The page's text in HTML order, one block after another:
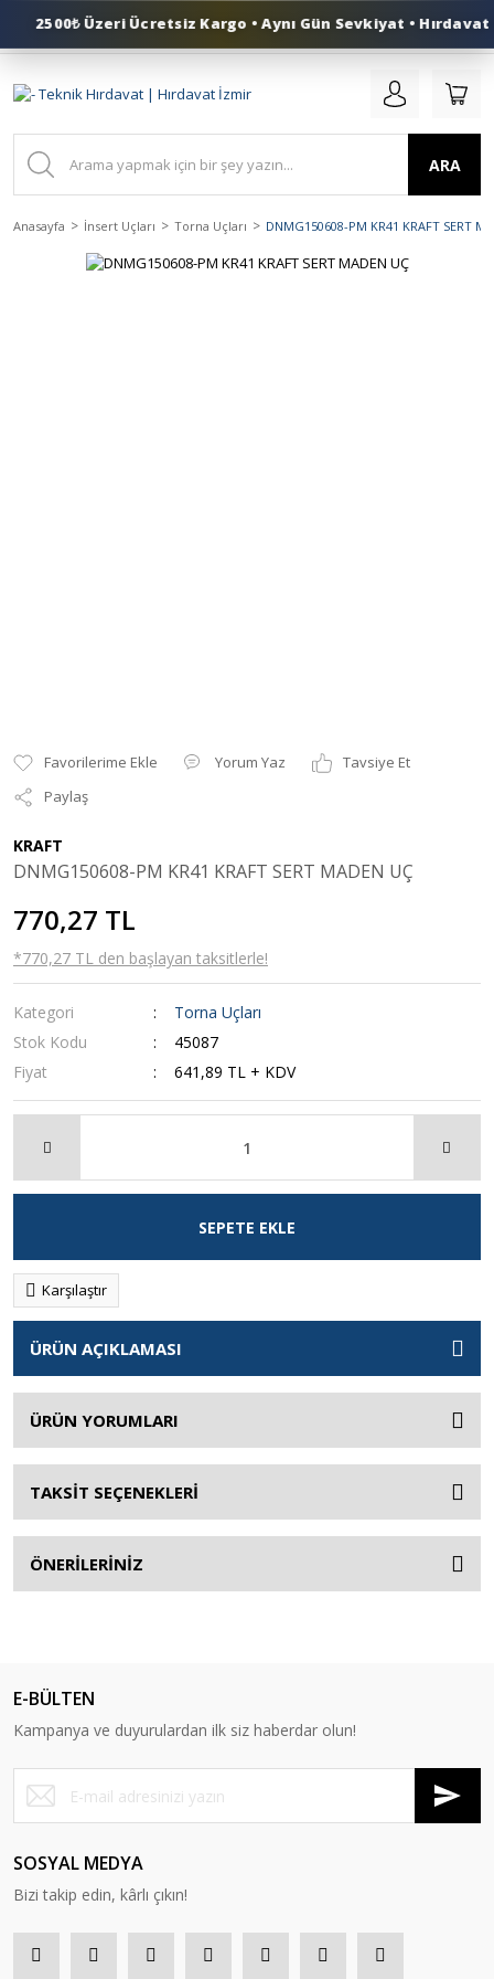
0 (553) 324 41 50
ARA
Anasayfa İnsert Uçları Torna Uçları DNMG150608-PM KR41 KRAFT SERT
Yorum Yaz
Tavsiye Et
Paylaş
KRAFT
DNMG150608-PM KR41 KRAFT SERT MADEN UÇ
770,27 TL
*770,27 TL den başlayan taksitlerle!
Kategori
Torna Uçları
Stok Kodu
45087
Fiyat
641,89 TL + KDV
SEPETE EKLE
Karşılaştır
ÜRÜN AÇIKLAMASI
ÜRÜN YORUMLARI
TAKSİT SEÇENEKLERİ
ÖNERİLERİNİZ
E-BÜLTEN
Kampanya ve duyurulardan ilk siz haberdar olun!
SOSYAL MEDYA
Bizi takip edin, kârlı çıkın!
2500₺ Üzeri Ücretsiz Kargo • Aynı Gün Sevkiyat • Hırdavat